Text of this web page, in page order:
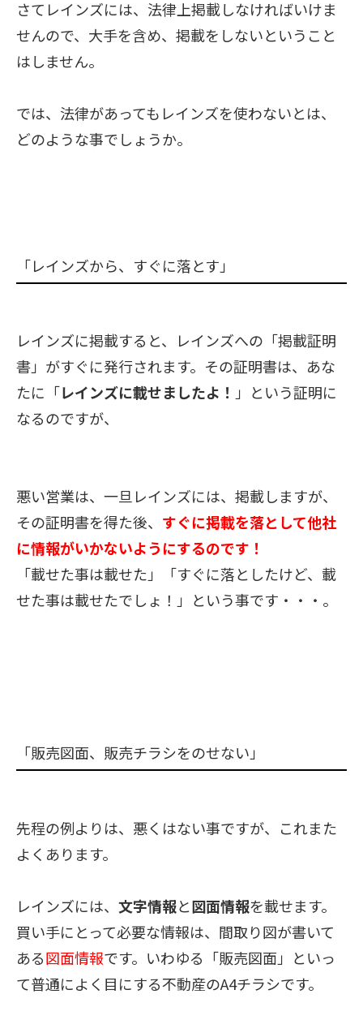
さてレインズには、 法律上掲載しなければいけま
せんので、 大手を含め、掲載をしないということ
はしません。
では、法律があってもレインズを使わないとは、
どのような事でしょうか。
「レインズから、すぐに落とす」
レインズに掲載すると、
レインズへの「掲載証明
書」がすぐに発行されます。 その証明書は、あな
たに「レインズに載せましたよ！ 」という証明に
なるのですが、
悪い営業は、 一旦レインズには、掲載しますが、
その証明書を得た後、 すぐに掲載を落として他社
に情報がいかないようにするのです！
「載せた事は載せた」「すぐに落としたけど、載
せた事は載せたでしょ！」という事です・・・。
「販売図面、販売チラシをのせない」
先程の例よりは、 悪くはない事ですが、これまた
よくあります。
レインズには、 文字情報と図面情報を載せます。
買い手にとって必要な情報は、 間取り図が書いて
ある図面情報です。いわゆる「販売図面」といっ
て普通によく目にする不動産のA4チラシです。